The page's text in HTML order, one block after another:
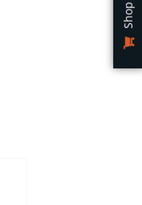
Shop